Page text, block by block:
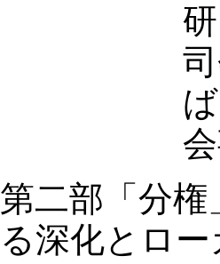
第二部「分
る深化とロ